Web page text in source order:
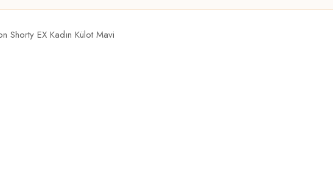
Shorty EX Kadın Külot Mavi